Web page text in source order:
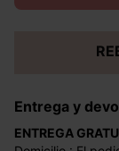
Entrega y
ENTREGA